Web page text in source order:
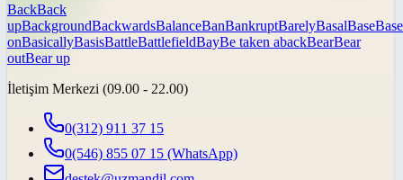
BackBack
upBackgroundBackwardsBalanceBanBankruptBarelyBasalBaseBase
onBasicallyBasisBattleBattlefieldBayBe taken abackBearBear
outBear up
İletişim Merkezi (09.00 - 22.00)
0(312) 911 37 15
0(546) 855 07 15 (WhatsApp)